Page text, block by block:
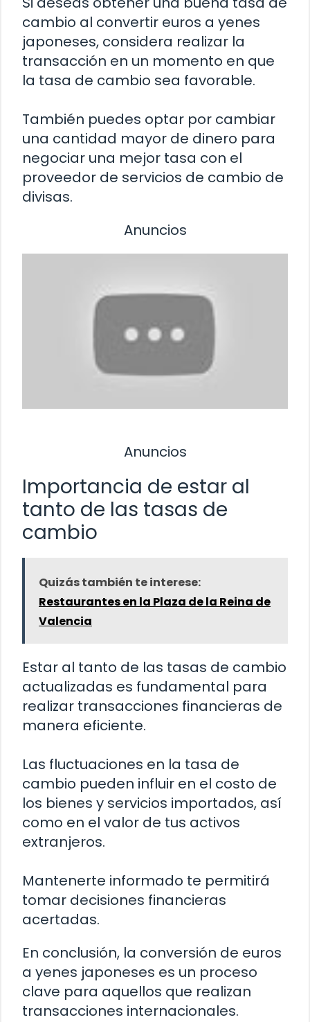
cambio al convertir euros a yenes
japoneses, considera realizar la
transacción en un momento en que
la tasa de cambio sea favorable.
También puedes optar por cambiar
una cantidad mayor de dinero para
negociar una mejor tasa con el
proveedor de servicios de cambio de
divisas.
Anuncios
Anuncios
Importancia de estar al
tanto de las tasas de
cambio
Quizás también te interese:
Restaurantes en la Plaza de la Reina de
Valencia
Estar al tanto de las tasas de cambio
actualizadas es fundamental para
realizar transacciones financieras de
manera eficiente.
Las fluctuaciones en la tasa de
cambio pueden influir en el costo de
los bienes y servicios importados, así
como en el valor de tus activos
extranjeros.
Mantenerte informado te permitirá
tomar decisiones financieras
acertadas.
En conclusión, la conversión de euros
a yenes japoneses es un proceso
clave para aquellos que realizan
transacciones internacionales.